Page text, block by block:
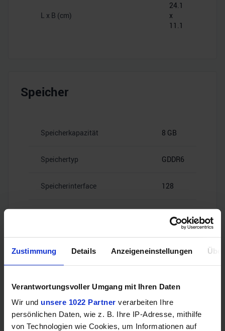
Zustimmung Details Anzeigeneinstellungen
Verantwortungsvoller Umgang mit Ihren Daten
Wir und unsere 1022 Partner verarbeiten Ihre
persönlichen Daten, wie z. B. Ihre IP-Adresse, mithilfe
von Technologien wie Cookies, um Informationen auf
L x B (cm)
24.1
x
11.1
Speicher
Speicherkapazität 8 GB
Speichertyp GDDR6
Speicherinterface 128
14
Gbps
Videoanschlüsse